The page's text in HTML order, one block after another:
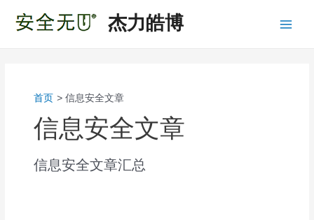
杰力皓博
首页 信息安全文章
信息安全文章
信息安全文章汇总